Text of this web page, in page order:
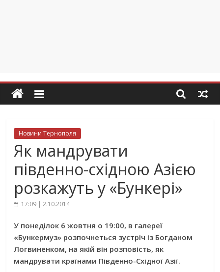
Новини Тернополя
Як мандрувати
південно-східною Азією
розкажуть у «Бункері»
17:09 | 2.10.2014
У понеділок 6 жовтня о 19:00, в галереї
«Бункермуз» розпочнеться зустріч із Богданом
Логвиненком, на якій він розповість, як
мандрувати країнами Південно-Східної Азії.